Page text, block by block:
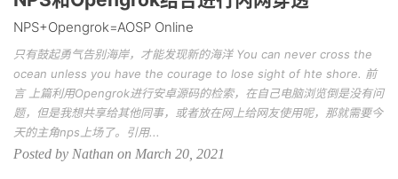
NPS+Opengrok=AOSP Online
只有鼓起勇气告别海岸，才能发现新的海洋 You can never cross the
ocean unless you have the courage to lose sight of hte shore. 前
言 上篇利用Opengrok进行安卓源码的检索，在自己电脑浏览倒是没有问
题，但是我想共享给其他同事，或者放在网上给网友使用呢，那就需要今
天的主角nps上场了。引用...
Posted by Nathan on March 20, 2021